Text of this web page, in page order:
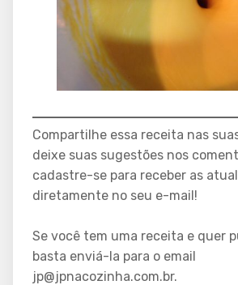
Compartilhe essa receita nas
deixe suas sugestões nos
cadastre-se para receber as
diretamente no seu e-mail!
Se você tem uma receita e quer
basta enviá-la para o email
jp@jpnacozinha.com.br.